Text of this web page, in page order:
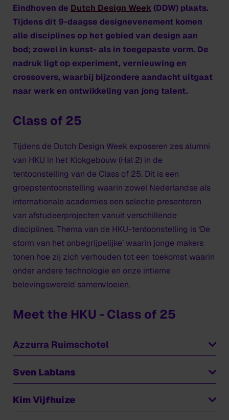
Eindhoven de Dutch Design Week (DDW) plaats.
Tijdens dit 9-daagse designevenement komen
alle disciplines op het gebied van design aan
bod; zowel in kunst- als in toegepaste vorm. De
nadruk ligt op experiment, vernieuwing en
crossovers, waarbij bijzondere aandacht uitgaat
naar werk en ontwikkeling van jong talent.
Class of 25
Tijdens de Dutch Design Week exposeren zes alumni
van HKU in het Klokgebouw (Hal 2) in de
tentoonstelling van de Class of 25. Dit is een
groepstentoonstelling waarin zowel Nederlandse als
internationale academies een selectie presenteren
van afstudeerprojecten vanuit verschillende
disciplines. Thema van de HKU-tentoonstelling is ‘De
storm van het onbegrijpelijke’ waarin jonge makers
tonen hoe zij zich verhouden tot een toekomst waarin
onder andere technologie en onze intieme
belevingswereld samenvloeien.
Meet the HKU - Class of 25
Azzurra Ruimschotel
resulteerde in een textielwerk over culturele
Sven Lablans
the body in contemporary graphic design (Graphic
Kim Vijfhuize